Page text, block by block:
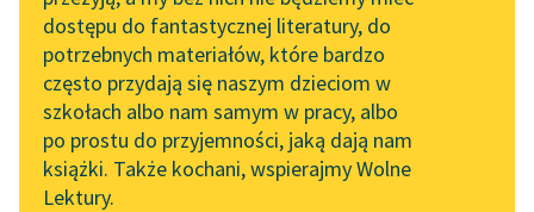
literatury skandynawskiej
Spotkanie z Katarzyną
Tunkiel w Oslo
102. lata temu zmarł
Joseph Conrad
API
OAI-PMH
Widget Wolnych Lektur
Przypisy
dostępu do fantastycznej literatury, do
potrzebnych materiałów, które bardzo
często przydają się naszym dzieciom w
szkołach albo nam samym w pracy, albo
po prostu do przyjemności, jaką dają nam
książki. Także kochani, wspierajmy Wolne
Lektury.
którym tliła się
złowroga gwiazda
Saturn, złocił spiżowe
wody Nilu, na łąkach...
Czytaj więcej